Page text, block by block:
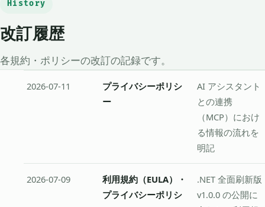
History
改訂履歴
各規約・ポリシーの改訂の記録です。
2026-07-11
プライバシーポリシ
ー
AI アシスタント
との連携
（MCP）におけ
る情報の流れを
明記
2026-07-09
利用規約（EULA）・
プライバシーポリシ
.NET 全面刷新版
v1.0.0 の公開に